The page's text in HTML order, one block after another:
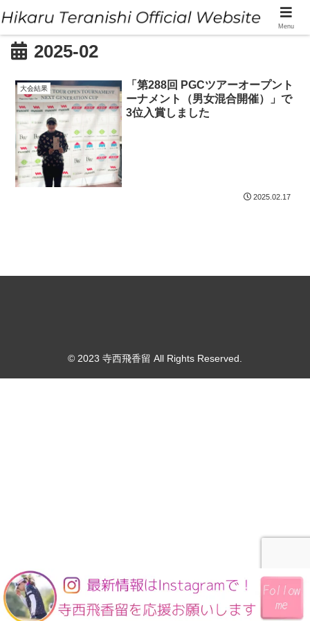
2025-02
大会結果
「第288回 PGCツアーオープント
ーナメント（男女混合開催）」で
3位入賞しました
2025.02.17
© 2023 寺西飛香留 All Rights Reserved.
Menu